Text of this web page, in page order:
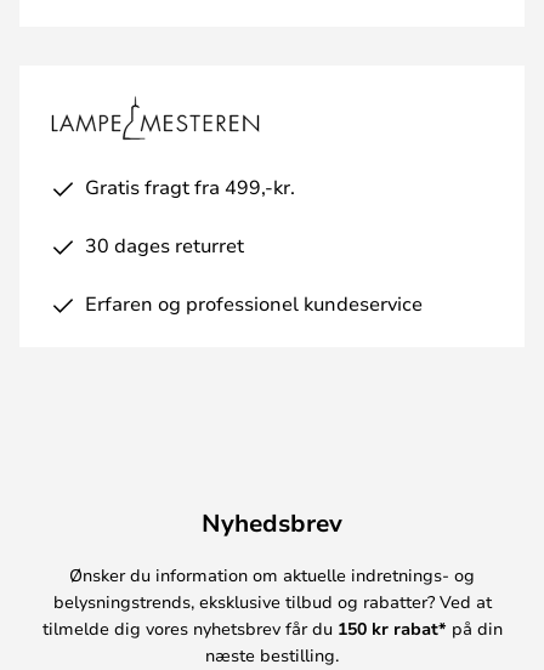
Gratis fragt fra 499,-kr.
30 dages returret
Erfaren og professionel kundeservice
Nyhedsbrev
Ønsker du information om aktuelle indretnings- og
belysningstrends, eksklusive tilbud og rabatter? Ved at
tilmelde dig vores nyhetsbrev får du 150 kr rabat* på din
næste bestilling.